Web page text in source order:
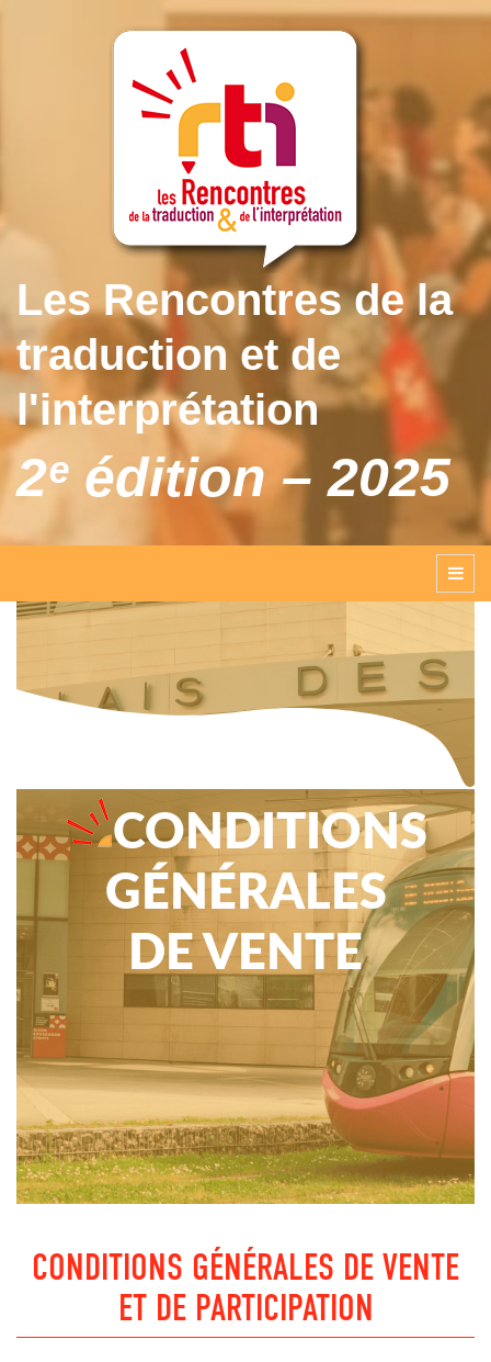
Les Rencontres de la
traduction et de
l'interprétation
2ᵉ édition – 2025
CONDITIONS
GÉNÉRALES
DE VENTE
CONDITIONS GÉNÉRALES DE VENTE
ET DE PARTICIPATION